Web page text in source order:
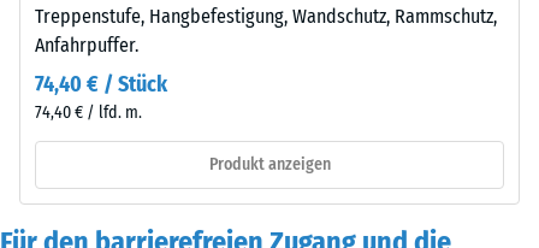
Treppenstufe, Hangbefestigung, Wandschutz, Rammschutz,
Anfahrpuffer.
74,40 € / Stück
74,40 € / lfd. m.
Produkt anzeigen